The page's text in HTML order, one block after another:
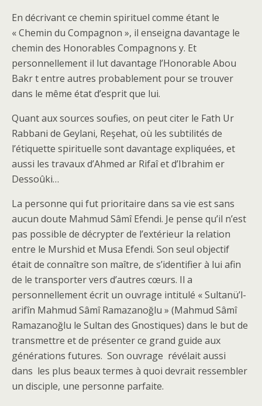
En décrivant ce chemin spirituel comme étant le
« Chemin du Compagnon », il enseigna davantage le
chemin des Honorables Compagnons y. Et
personnellement il lut davantage l’Honorable Abou
Bakr t entre autres probablement pour se trouver
dans le même état d’esprit que lui.
Quant aux sources soufies, on peut citer le Fath Ur
Rabbani de Geylani, Reşehat, où les subtilités de
l’étiquette spirituelle sont davantage expliquées, et
aussi les travaux d’Ahmed ar Rifaî et d’Ibrahim er
Dessoûki…
La personne qui fut prioritaire dans sa vie est sans
aucun doute Mahmud Sâmî Efendi. Je pense qu’il n’est
pas possible de décrypter de l’extérieur la relation
entre le Murshid et Musa Efendi. Son seul objectif
était de connaître son maître, de s’identifier à lui afin
de le transporter vers d’autres cœurs. Il a
personnellement écrit un ouvrage intitulé « Sultanü’l-
arifîn Mahmud Sâmî Ramazanoğlu » (Mahmud Sâmî
Ramazanoğlu le Sultan des Gnostiques) dans le but de
transmettre et de présenter ce grand guide aux
générations futures. Son ouvrage révélait aussi
dans les plus beaux termes à quoi devrait ressembler
un disciple, une personne parfaite.